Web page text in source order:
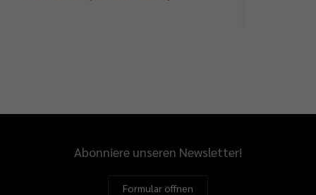
Abonniere unseren Newsletter!
Formular öffnen